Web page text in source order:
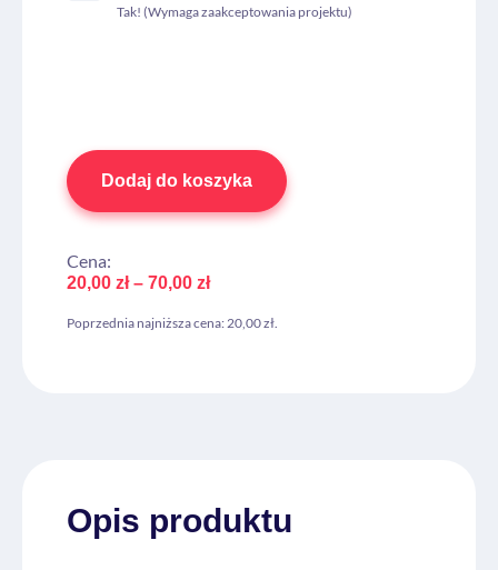
Tak! (Wymaga zaakceptowania projektu)
Dodaj do koszyka
Cena:
20,00 zł – 70,00 zł
Poprzednia najniższa cena: 20,00zł
Opis produktu